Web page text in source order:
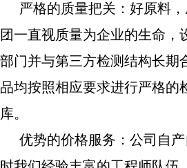
严格的质量把关：好原料
团一直视质量为企业的生命，
部门并与第三方检测结构长期
品均按照相应要求进行严格的
库。
优势的价格服务：公司自